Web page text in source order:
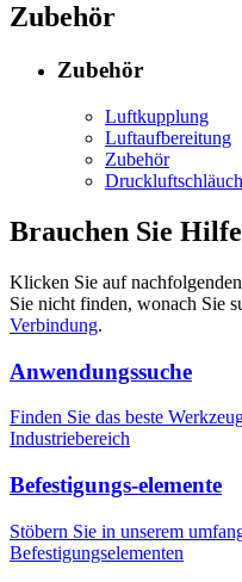
Zubehör
Zubehör
Luftkupplung
Luftaufbereitung
Zubehör
Brauchen Sie
Klicken Sie auf
Sie nicht finden, wonach Sie
Verbindung.
Anwendungssuche
Finden Sie das beste
Industriebereich
Befestigungs-elemente
Stöbern Sie in unserem
Befestigungselementen